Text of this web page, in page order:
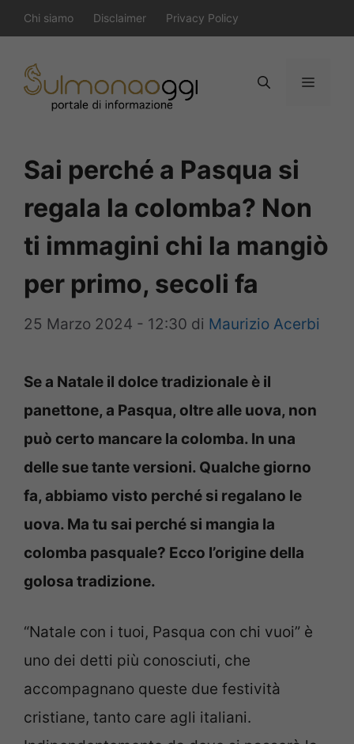
al
contenuto
Chi siamo Disclaimer Privacy Policy
Menu
Sai perché a Pasqua si
regala la colomba? Non
ti immagini chi la mangiò
per primo, secoli fa
25 Marzo 2024 - 12:30 di Maurizio Acerbi
Se a Natale il dolce tradizionale è il
panettone, a Pasqua, oltre alle uova, non
può certo mancare la colomba. In una
delle sue tante versioni. Qualche giorno
fa, abbiamo visto perché si regalano le
uova. Ma tu sai perché si mangia la
colomba pasquale? Ecco l’origine della
golosa tradizione.
“Natale con i tuoi, Pasqua con chi vuoi” è
uno dei detti più conosciuti, che
accompagnano queste due festività
cristiane, tanto care agli italiani.